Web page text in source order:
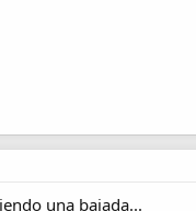
una bajada...